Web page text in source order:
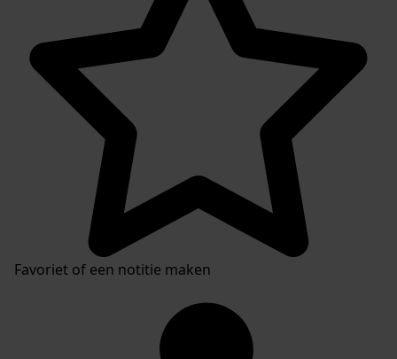
Favoriet of een notitie maken